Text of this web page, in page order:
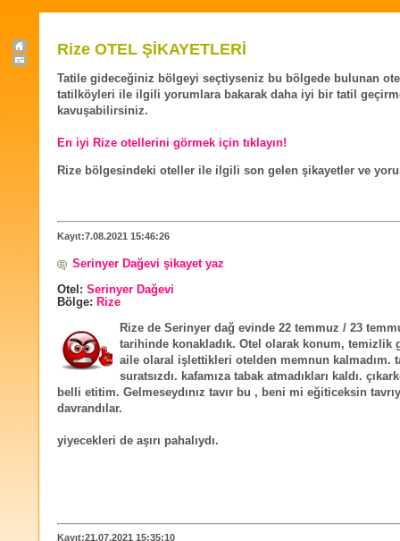
Rize OTEL ŞİKAYETLERİ
Tatile gideceğiniz bölgeyi seçtiyseniz bu bölgede bulunan
tatilköyleri ile ilgili yorumlara bakarak daha iyi bir tatil
kavuşabilirsiniz.
En iyi Rize otellerini görmek için tıklayın!
Rize bölgesindeki oteller ile ilgili son gelen şikayetler ve
Kayıt:7.08.2021 15:46:26
Serinyer Dağevi şikayet yaz
Otel: Serinyer Dağevi
Bölge: Rize
Rize de Serinyer dağ evinde 22 temmuz / 23
tarihinde konakladık. Otel olarak konum, temizlik
aile olaral işlettikleri otelden memnun kalmadım.
suratsızdı. kafamıza tabak atmadıkları kaldı.
belli etitim. Gelmeseydınız tavır bu , beni mi eğiticeksin
davrandılar.
yiyecekleri de aşırı pahalıydı.
Kayıt:21.07.2021 15:35:10